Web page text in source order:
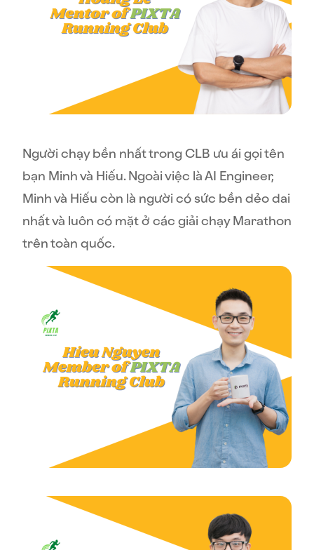
Người chạy bền nhất trong CLB ưu ái gọi tên
bạn Minh và Hiếu. Ngoài việc là AI Engineer,
Minh và Hiếu còn là người có sức bền dẻo dai
nhất và luôn có mặt ở các giải chạy Marathon
trên toàn quốc.